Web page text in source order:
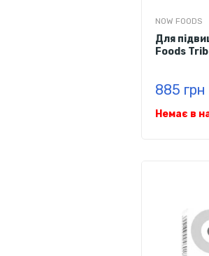
NOW FOODS
Для
Foods
885 грн
Немає в